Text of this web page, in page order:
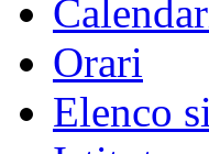
Orari
Elenco